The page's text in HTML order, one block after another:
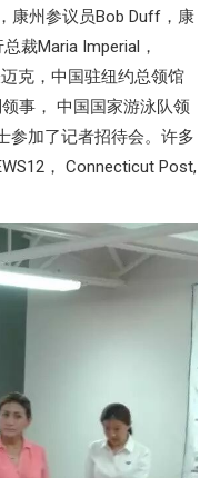
康州参议员Bob Duff，康
裁Maria Imperial，
克，中国驻纽约总领馆
事， 中国国家游泳队领
参加了记者招待会。许多
， Connecticut Post,